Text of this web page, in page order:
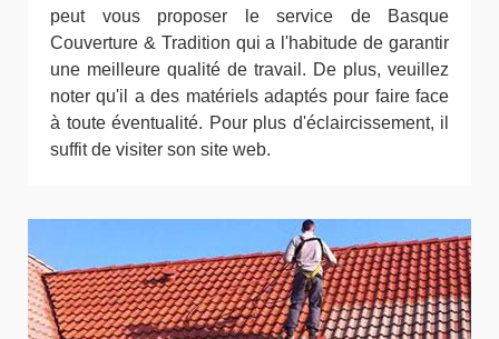
peut vous proposer le service de Basque
Couverture & Tradition qui a l'habitude de garantir
une meilleure qualité de travail. De plus, veuillez
noter qu'il a des matériels adaptés pour faire face
à toute éventualité. Pour plus d'éclaircissement, il
suffit de visiter son site web.